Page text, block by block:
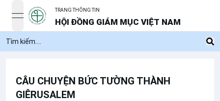
open navigation menu
TRANG THÔNG TIN
HỘI ĐỒNG GIÁM MỤC VIỆT NAM
CÂU CHUYỆN BỨC TƯỜNG THÀNH
GIÊRUSALEM